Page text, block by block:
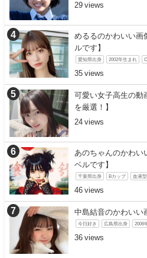
29
めるるのかわいい画
ルです】
愛知県出身 2002年生まれ
35
可愛い女子高生の動
を厳選！】
24
あのちゃんのかわい
ベルです】
千葉県出身 Bカップ 血液
46
中島結音のかわいい
今日好き 広島県出身 2006
36